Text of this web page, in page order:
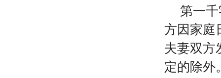
第一
方因家庭
夫妻双方
定的除外